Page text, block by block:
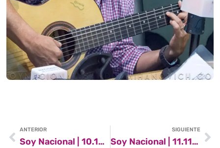
ANTERIOR
Soy Nacional | 10.12.2016
SIGUIENTE
Soy Nacional | 11.11.2017